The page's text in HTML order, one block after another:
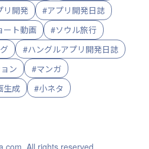
リ開発
#アプリ開発日誌
ート動画
#ソウル旅行
#ハングルアプリ開発日誌
ン
#マンガ
生成
#小ネタ
All rights reserved.